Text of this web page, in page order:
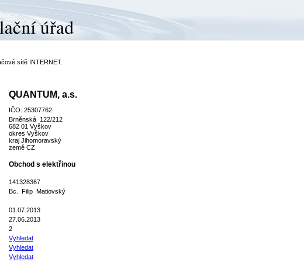
sítě INTERNET.
QUANTUM, a.s.
IČO: 25307762
Brněnská 122/212
682 01 Vyškov
okres Vyškov
kraj Jihomoravský
země CZ
Obchod s elektřinou
141328367
Bc. Filip Matiovský
01.07.2013
27.06.2013
2
Vyhledat
Vyhledat
Vyhledat